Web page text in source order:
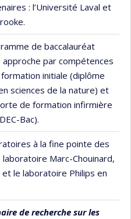
: l’Université Laval et
de baccalauréat
par compétences
initiale (diplôme
sciences de la nature) et
de formation infirmière
Bac).
à la fine pointe des
Marc-Chouinard,
le laboratoire Philips en
de recherche sur les